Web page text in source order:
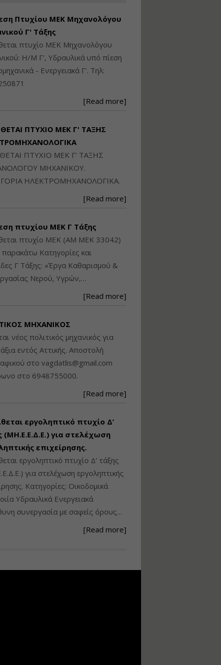
Πτυχίου ΜΕΚ Μηχανολόγου
Γ' Τάξης
πτυχίο ΜΕΚ Μηχανολόγου
Η/Μ Γ', Υδραυλικά υπό πίεση
- Ενεργειακά Γ'. Τηλ:
[Read more]
ΠΤΥΧΙΟ ΜΕΚ Γ' ΤΑΞΗΣ
ΠΤΥΧΙΟ ΜΕΚ Γ' ΤΑΞΗΣ
ΜΗΧΑΝΙΚΟΥ.
ΗΛΕΚΤΡΟΜΗΧΑΝΟΛΟΓΙΚΑ.
[Read more]
πτυχίου ΜΕΚ Γ Τάξης
πτυχίο ΜΕΚ (ΑΜ ΜΕΚ 33042)
παρακάτω Κατηγορίες και
Γ Τάξης: «Έργα Καθαρισμού &
Νερού, Υγρών,…
[Read more]
ΜΗΧΑΝΙΚΟΣ
νέος πολιτικός μηχανικός για
εντός Αττικής. Αποστολή
στο vagdatlis@gmail.com
στο 6948755000.
[Read more]
εργοληπτικό πτυχίο Δ’
(ΜΗ.Ε.Ε.Δ.Ε.) για στελέχωση
επιχείρησης.
εργοληπτικό πτυχίο Δ’ τάξης
για στελέχωση εργοληπτικής
Κατηγορίες: Οικοδομικά
Υδραυλικά Ενεργειακά
συνεργασία με σαφείς όρους…
[Read more]
Αυτοτελούς
Εισηγήτρια:Αναστασία Μητρακάκη
Τιμή από: €140.00
Εισηγήτρια:Γραμματή Μπακλατσή
Διάρκεια: 8 ώρες
τεχνολογίας
Διαχείρισης
Εισηγητής: Στέφανος Τουλόγλου
Εισηγητής: Λάμπρος Κίσσας
Διάρκεια: 6 ώρες
Ανάθεση – Εκτέλεση –
Επίβλεψη Δημοσίων
Έργων με τον
Εισηγητής:
Τιμή από: €220.00
Διάρκεια: 18 ώρες
και τεχνική